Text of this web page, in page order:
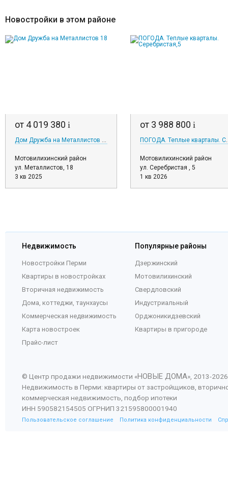
Новостройки в этом районе
от 4 019 380 i
Дом Дружба на Металлистов 18
Мотовилихинский район
ул. Металлистов, 18
3 кв 2025
от 3 988 800 i
ПОГОДА.
Мотовилихинский район
ул. Серебристая , 5
1 кв 2026
Недвижимость
Новостройки Перми
Квартиры в новостройках
Вторичная недвижимость
Дома, коттеджи, таунхаусы
Коммерческая недвижимость
Карта новостроек
Прайс-лист
Популярные районы
Дзержинский
Мотовилихинский
Свердловский
Индустриальный
Орджоникидзевский
Квартиры в пригороде
© Центр продажи недвижимости «НОВЫЕ ДОМА», 2013-2026
Недвижимость в Перми: квартиры от застройщиков,
коммерческая недвижимость, подбор ипотеки
ИНН 590582154505 ОГРНИП 321595800001940
Пользовательское соглашение Политика конфиденциальности